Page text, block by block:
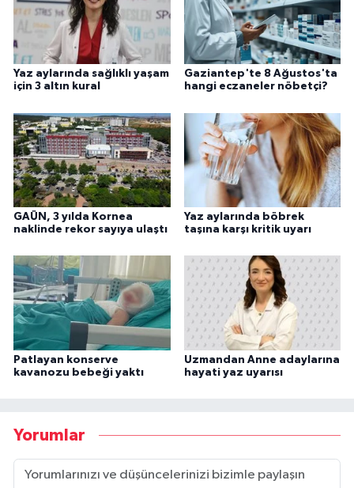
Yaz aylarında sağlıklı yaşam
için 3 altın kural
Gaziantep'te 8 Ağustos'ta
hangi eczaneler nöbetçi?
GAÜN, 3 yılda Kornea
naklinde rekor sayıya ulaştı
Yaz aylarında böbrek
taşına karşı kritik uyarı
Patlayan konserve
kavanozu bebeği yaktı
Uzmandan Anne adaylarına
hayati yaz uyarısı
Yorumlar